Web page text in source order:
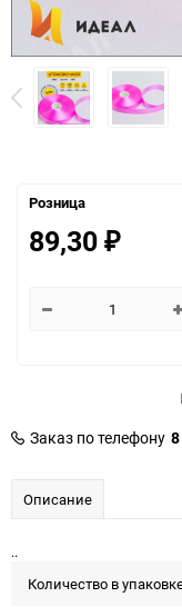
Розница
89,30 ₽
Заказ по телефону
Описание
..
Количество в